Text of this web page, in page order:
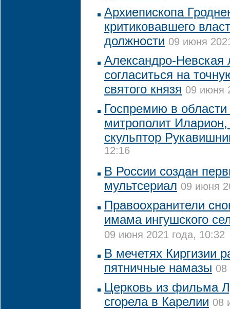
Архиепископа
критиковавшего
должности 09 июня
Александро-Невская
согласиться на
святого князя 09 июня
Госпремию в
митрополит
скульптор
12:16
В России создан
мультсериал 09 июня
Правоохранители
имама ингушского
09 июня 2021 года, 10:32
В мечетях Киргизии
пятничные намазы 08
Церковь из фильма
сгорела в Карелии 08